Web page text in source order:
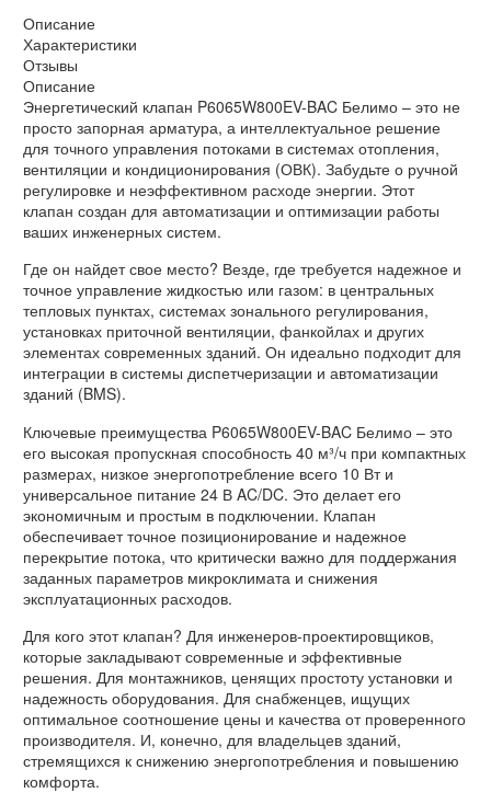
Описание
Характеристики
Отзывы
Описание
Энергетический клапан P6065W800EV-BAC Белимо – это не
просто запорная арматура, а интеллектуальное решение
для точного управления потоками в системах отопления,
вентиляции и кондиционирования (ОВК). Забудьте о ручной
регулировке и неэффективном расходе энергии. Этот
клапан создан для автоматизации и оптимизации работы
ваших инженерных систем.
Где он найдет свое место? Везде, где требуется надежное и
точное управление жидкостью или газом: в центральных
тепловых пунктах, системах зонального регулирования,
установках приточной вентиляции, фанкойлах и других
элементах современных зданий. Он идеально подходит для
интеграции в системы диспетчеризации и автоматизации
зданий (BMS).
Ключевые преимущества P6065W800EV-BAC Белимо – это
его высокая пропускная способность 40 м³/ч при компактных
размерах, низкое энергопотребление всего 10 Вт и
универсальное питание 24 В AC/DC. Это делает его
экономичным и простым в подключении. Клапан
обеспечивает точное позиционирование и надежное
перекрытие потока, что критически важно для поддержания
заданных параметров микроклимата и снижения
эксплуатационных расходов.
Для кого этот клапан? Для инженеров-проектировщиков,
которые закладывают современные и эффективные
решения. Для монтажников, ценящих простоту установки и
надежность оборудования. Для снабженцев, ищущих
оптимальное соотношение цены и качества от проверенного
производителя. И, конечно, для владельцев зданий,
стремящихся к снижению энергопотребления и повышению
комфорта.